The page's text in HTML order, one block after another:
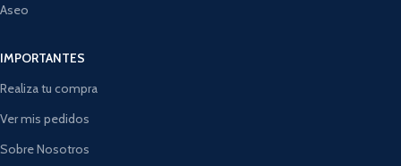
Aseo
IMPORTANTES
Realiza tu compra
Ver mis pedidos
Sobre Nosotros